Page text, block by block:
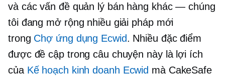
và các vấn đề quản lý bán hàng khác — chúng
tôi đang mở rộng nhiều giải pháp mới
trong Chợ ứng dụng Ecwid. Nhiều đặc điểm
được đề cập trong câu chuyện này là lợi ích
của Kế hoạch kinh doanh Ecwid mà CakeSafe